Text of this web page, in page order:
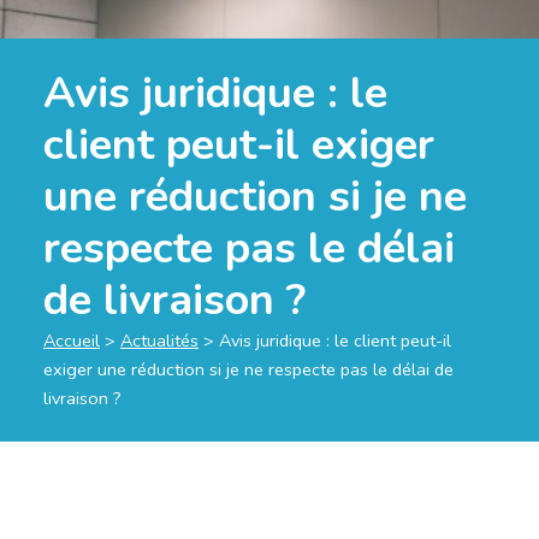
Avis juridique : le
client peut-il exiger
une réduction si je ne
respecte pas le délai
de livraison ?
Accueil > Actualités > Avis juridique : le client peut-il
exiger une réduction si je ne respecte pas le délai de
livraison ?